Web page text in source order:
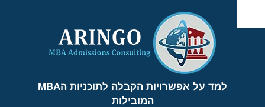
content
למד על אפשרויות הקבלה לתוכניות הMBA
המובילות